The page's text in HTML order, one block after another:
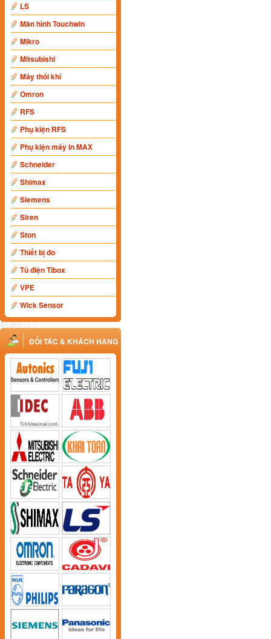
LS
Màn hình Touchwin
Mikro
Mitsubishi
Máy thổi khí
Omron
RFS
Phụ kiện RFS
Phụ kiện máy in MAX
Schneider
Shimax
Siemens
Siren
Ston
Thiết bị đo
Tủ điện Tibox
VPE
Wick Sensor
ĐỐI TÁC & KHÁCH HÀNG